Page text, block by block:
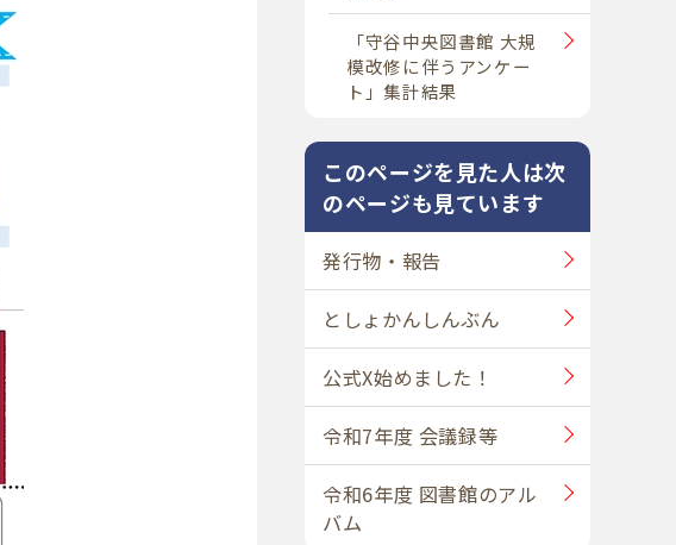
「守谷中央図書館 大規
模改修に伴うアンケー
ト」集計結果
このページを見た人は次
のページも見ています
発行物・報告
としょかんしんぶん
公式X始めました！
令和7年度 会議録等
令和6年度 図書館のアル
バム